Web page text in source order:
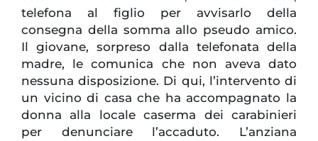
telefona al figlio per avvisarlo della
consegna della somma allo pseudo amico.
Il giovane, sorpreso dalla telefonata della
madre, le comunica che non aveva dato
nessuna disposizione. Di qui, l’intervento di
un vicino di casa che ha accompagnato la
donna alla locale caserma dei carabinieri
per denunciare l’accaduto. L’anziana